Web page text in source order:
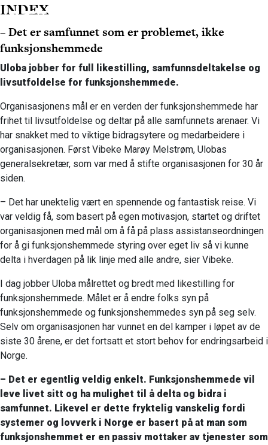
INDEX
– Det er samfunnet som er problemet, ikke
funksjonshemmede
Uloba jobber for full likestilling, samfunnsdeltakelse og
livsutfoldelse for funksjonshemmede.
Organisasjonens mål er en verden der funksjonshemmede har
frihet til livsutfoldelse og deltar på alle samfunnets arenaer. Vi
har snakket med to viktige bidragsytere og medarbeidere i
organisasjonen. Først Vibeke Marøy Melstrøm, Ulobas
generalsekretær, som var med å stifte organisasjonen for 30 år
siden.
– Det har unektelig vært en spennende og fantastisk reise. Vi
var veldig få, som basert på egen motivasjon, startet og driftet
organisasjonen med mål om å få på plass assistanseordningen
for å gi funksjonshemmede styring over eget liv så vi kunne
delta i hverdagen på lik linje med alle andre, sier Vibeke.
I dag jobber Uloba målrettet og bredt med likestilling for
funksjonshemmede. Målet er å endre folks syn på
funksjonshemmede og funksjonshemmedes syn på seg selv.
Selv om organisasjonen har vunnet en del kamper i løpet av de
siste 30 årene, er det fortsatt et stort behov for endringsarbeid i
Norge.
– Det er egentlig veldig enkelt. Funksjonshemmede vil
leve livet sitt og ha mulighet til å delta og bidra i
samfunnet. Likevel er dette fryktelig vanskelig fordi
systemer og lovverk i Norge er basert på at man som
funksjonshemmet er en passiv mottaker av tjenester som